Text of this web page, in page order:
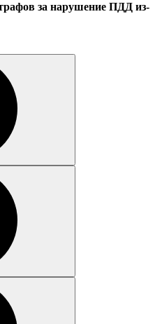
за нарушение ПДД из-